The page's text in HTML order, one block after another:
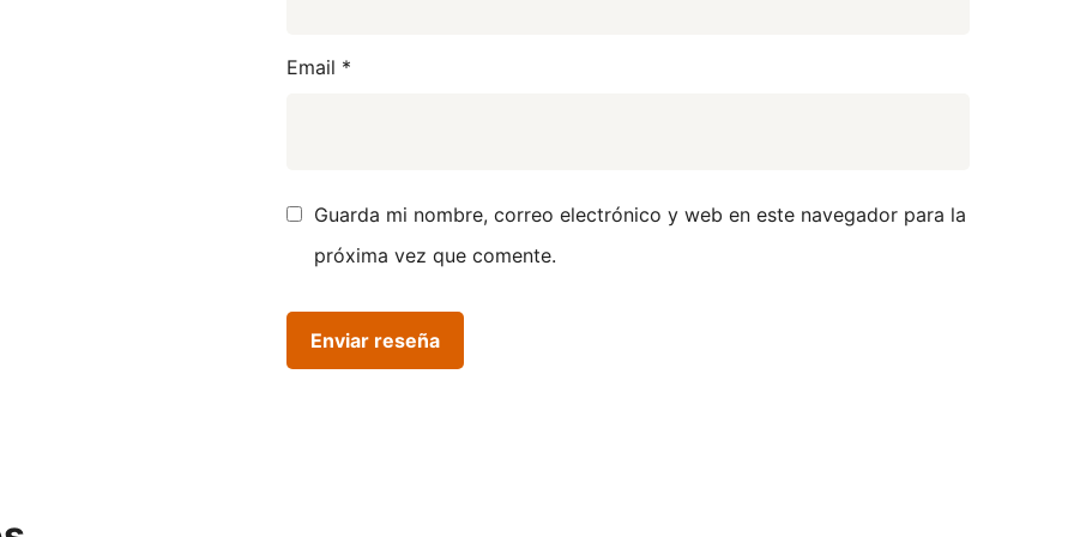
Email *
Guarda mi nombre, correo electrónico y web en este navegador para la
próxima vez que comente.